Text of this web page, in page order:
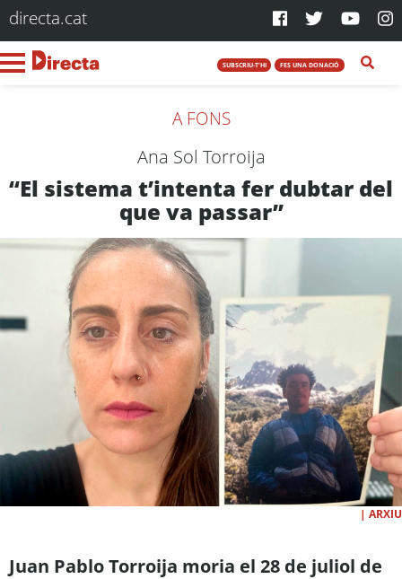
directa.cat
SUBSCRIU-T'HI FES UNA DONACIÓ
A FONS
Ana Sol Torroija
“El sistema t’intenta fer dubtar del
que va passar”
| ARXIU
Juan Pablo Torroija moria el 28 de juliol de